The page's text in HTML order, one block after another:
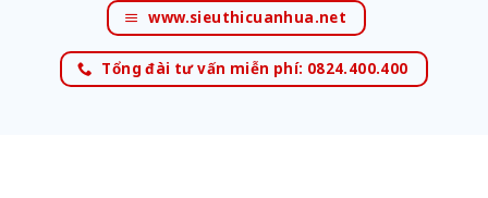
www.sieuthicuanhua.net
Tổng đài tư vấn miễn phí: 0824.400.400